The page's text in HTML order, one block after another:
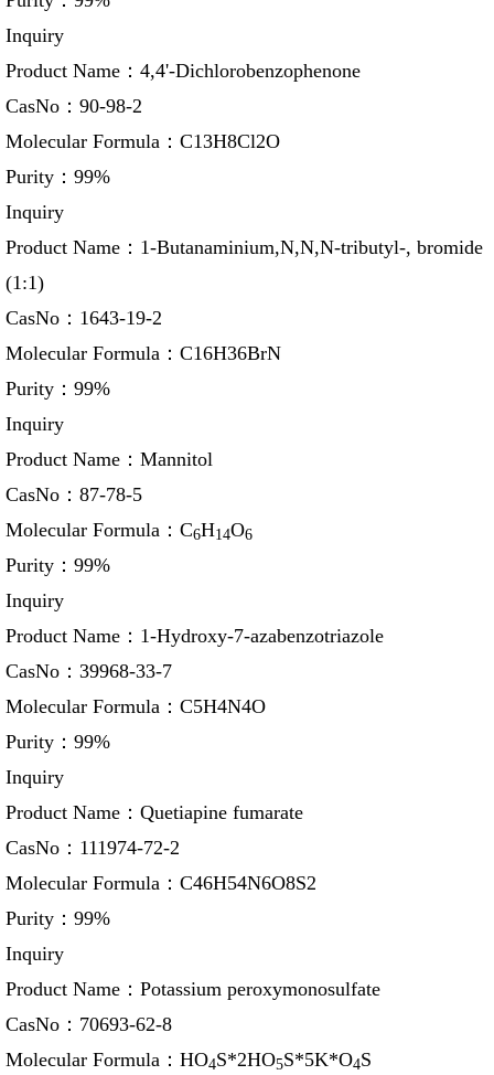
Inquiry
Product Name： 4,4'-Dichlorobenzophenone
CasNo： 90-98-2
Molecular Formula： C13H8Cl2O
Purity： 99%
Inquiry
Product Name： 1-Butanaminium,N,N,N-tributyl-, bromide
(1:1)
CasNo： 1643-19-2
Molecular Formula： C16H36BrN
Purity： 99%
Inquiry
Product Name： Mannitol
CasNo： 87-78-5
Molecular Formula： C6H14O6
Purity： 99%
Inquiry
Product Name： 1-Hydroxy-7-azabenzotriazole
CasNo： 39968-33-7
Molecular Formula： C5H4N4O
Purity： 99%
Inquiry
Product Name： Quetiapine fumarate
CasNo： 111974-72-2
Molecular Formula： C46H54N6O8S2
Purity： 99%
Inquiry
Product Name： Potassium peroxymonosulfate
CasNo： 70693-62-8
Molecular Formula： HO4S*2HO5S*5K*O4S